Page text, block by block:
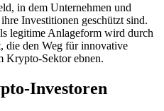
in dem Unternehmen und
Investitionen geschützt sind.
legitime Anlageform wird durch
die den Weg für innovative
Krypto-Sektor ebnen.
Investoren